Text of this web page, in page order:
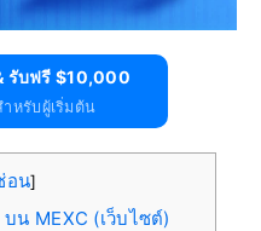
รับฟรี $10,000
หรับผู้เริ่มต้น
อน]
น MEXC (เว็บไซต์)